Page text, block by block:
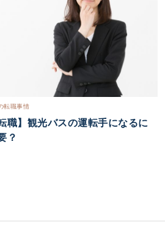
転職事情
職】観光バスの運転手になるに
？